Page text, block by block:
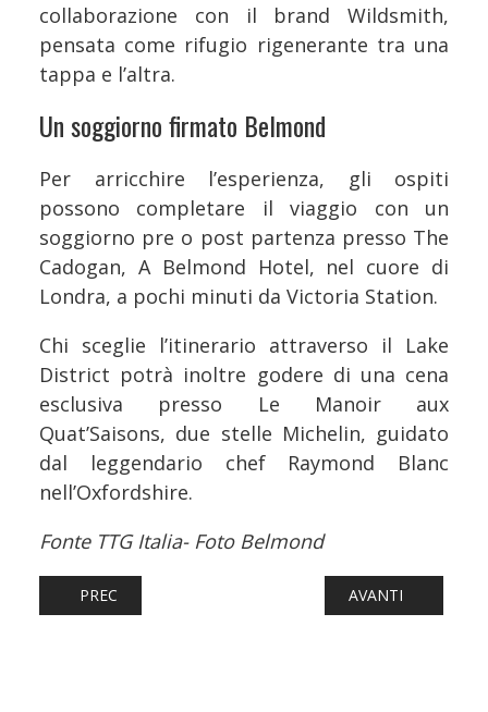
collaborazione con il brand Wildsmith,
pensata come rifugio rigenerante tra una
tappa e l’altra.
Un soggiorno firmato Belmond
Per arricchire l’esperienza, gli ospiti
possono completare il viaggio con un
soggiorno pre o post partenza presso The
Cadogan, A Belmond Hotel, nel cuore di
Londra, a pochi minuti da Victoria Station.
Chi sceglie l’itinerario attraverso il Lake
District potrà inoltre godere di una cena
esclusiva presso Le Manoir aux
Quat’Saisons, due stelle Michelin, guidato
dal leggendario chef Raymond Blanc
nell’Oxfordshire.
Fonte TTG Italia- Foto Belmond
ARTICOLO PRECEDENTE: FERROVIE: RINNOVO
PREC ARTICOLO
AVANTI